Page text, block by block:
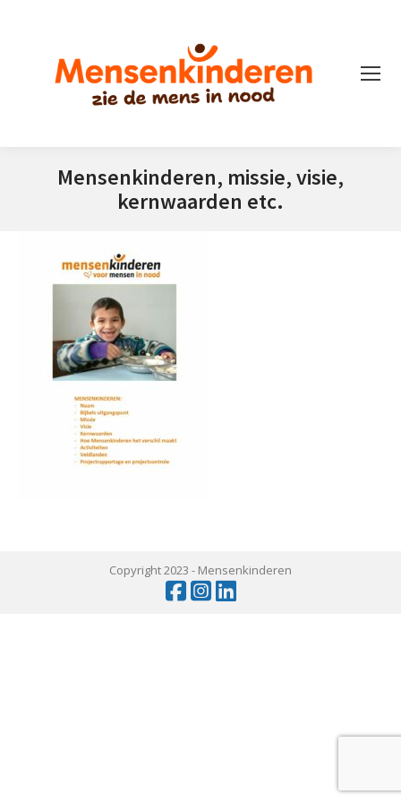
Mensenkinderen, missie, visie,
kernwaarden etc.
Copyright 2023 - Mensenkinderen